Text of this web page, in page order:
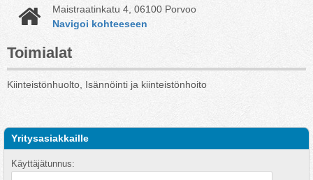
Maistraatinkatu 4, 06100 Porvoo
Navigoi kohteeseen
Toimialat
Kiinteistönhuolto, Isännöinti ja kiinteistönhoito
Yritysasiakkaille
Käyttäjätunnus: